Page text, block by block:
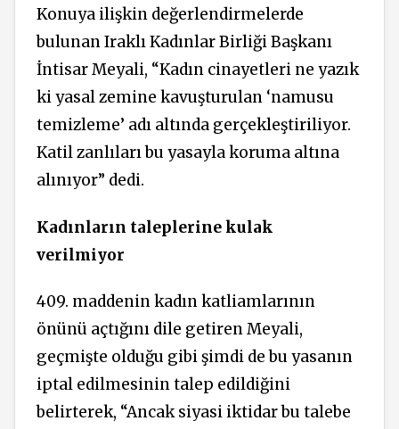
Konuya ilişkin değerlendirmelerde
bulunan Iraklı Kadınlar Birliği Başkanı
İntisar Meyali, “Kadın cinayetleri ne yazık
ki yasal zemine kavuşturulan ‘namusu
temizleme’ adı altında gerçekleştiriliyor.
Katil zanlıları bu yasayla koruma altına
alınıyor” dedi.
Kadınların taleplerine kulak
verilmiyor
409. maddenin kadın katliamlarının
önünü açtığını dile getiren Meyali,
geçmişte olduğu gibi şimdi de bu yasanın
iptal edilmesinin talep edildiğini
belirterek, “Ancak siyasi iktidar bu talebe